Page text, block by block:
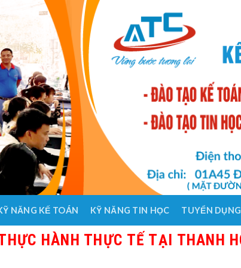
NĂNG KẾ TOÁN KỸ NĂNG TIN HỌC TUYỂN DỤNG
HÀNH THỰC TẾ TẠI THANH HÓA